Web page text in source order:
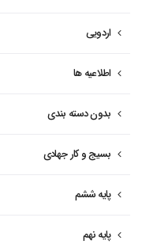
اردویی
اطلاعیه ها
بدون دسته بندی
بسیج و کار جهادی
پایه ششم
پایه نهم